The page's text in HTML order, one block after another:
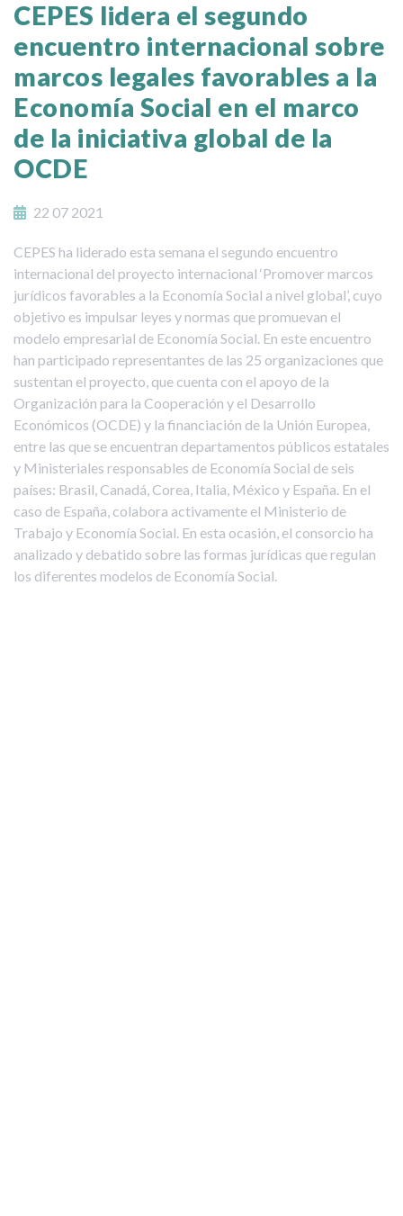
CEPES lidera el segundo
encuentro internacional sobre
marcos legales favorables a la
Economía Social en el marco
de la iniciativa global de la
OCDE
22 07 2021
CEPES ha liderado esta semana el segundo encuentro
internacional del proyecto internacional ‘Promover marcos
jurídicos favorables a la Economía Social a nivel global’, cuyo
objetivo es impulsar leyes y normas que promuevan el
modelo empresarial de Economía Social. En este encuentro
han participado representantes de las 25 organizaciones que
sustentan el proyecto, que cuenta con el apoyo de la
Organización para la Cooperación y el Desarrollo
Económicos (OCDE) y la financiación de la Unión Europea,
entre las que se encuentran departamentos públicos estatales
y Ministeriales responsables de Economía Social de seis
países: Brasil, Canadá, Corea, Italia, México y España. En el
caso de España, colabora activamente el Ministerio de
Trabajo y Economía Social. En esta ocasión, el consorcio ha
analizado y debatido sobre las formas jurídicas que regulan
los diferentes modelos de Economía Social.